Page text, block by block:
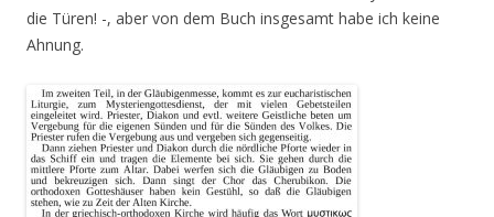
die Türen! -, aber von dem Buch insgesamt habe ich keine
Ahnung.